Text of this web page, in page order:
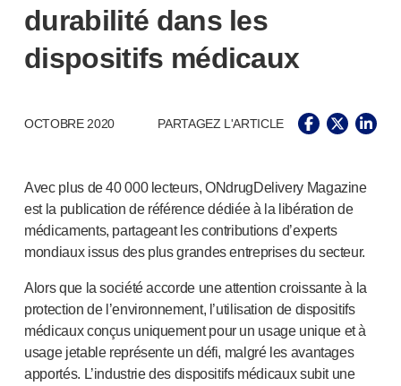
Tests auprès des patients
Unistik®3
Unistik ®Touch
Autolet
Plus
Empelvic®
Amielle®Care
Amielle®Comfort
™
Soins oculaires
AutoDrop
Neuropathie
Neuropen®
Monofilaments Neuropen®
durabilité dans les
dispositifs médicaux
OCTOBRE 2020 PARTAGEZ L'ARTICLE
Avec plus de 40 000 lecteurs, ONdrugDelivery Magazine
est la publication de référence dédiée à la libération de
médicaments, partageant les contributions d’experts
mondiaux issus des plus grandes entreprises du secteur.
Alors que la société accorde une attention croissante à la
protection de l’environnement, l’utilisation de dispositifs
médicaux conçus uniquement pour un usage unique et à
usage jetable représente un défi, malgré les avantages
apportés. L’industrie des dispositifs médicaux subit une